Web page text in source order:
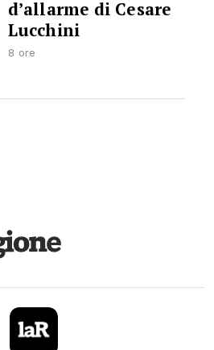
d’allarme di Cesare
Lucchini
8 ore